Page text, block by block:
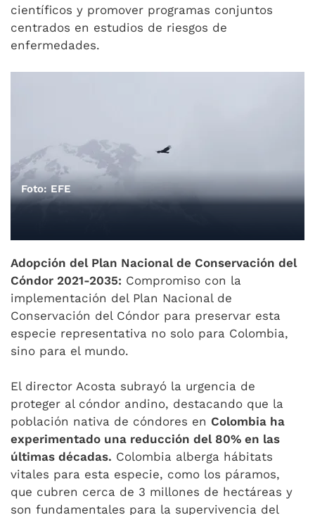
científicos y promover programas conjuntos
centrados en estudios de riesgos de
enfermedades.
Foto: EFE
Adopción del Plan Nacional de Conservación del
Cóndor 2021-2035: Compromiso con la
implementación del Plan Nacional de
Conservación del Cóndor para preservar esta
especie representativa no solo para Colombia,
sino para el mundo.
El director Acosta subrayó la urgencia de
proteger al cóndor andino, destacando que la
población nativa de cóndores en Colombia ha
experimentado una reducción del 80% en las
últimas décadas. Colombia alberga hábitats
vitales para esta especie, como los páramos,
que cubren cerca de 3 millones de hectáreas y
son fundamentales para la supervivencia del